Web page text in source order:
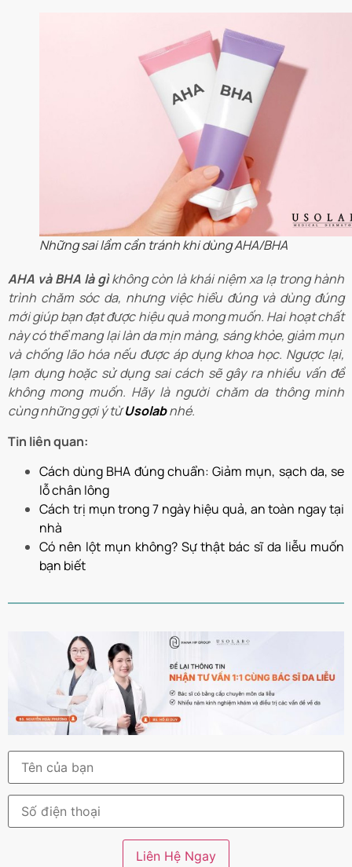
Những sai lầm cần tránh khi dùng AHA/BHA
AHA và BHA là gìkhông còn là khái niệm xa lạ trong hành
trình chăm sóc da, nhưng việc hiểu đúng và dùng đúng
mới giúp bạn đạt được hiệu quả mong muốn. Hai hoạt chất
này có thể mang lại làn da mịn màng, sáng khỏe, giảm mụn
và chống lão hóa nếu được áp dụng khoa học. Ngược lại,
lạm dụng hoặc sử dụng sai cách sẽ gây ra nhiều vấn đề
không mong muốn. Hãy là người chăm da thông minh
cùng những gợi ý từUsolabnhé.
Tin liên quan:
Cách dùng BHA đúng chuẩn: Giảm mụn, sạch da, se
lỗ chân lông
Cách trị mụn trong 7 ngày hiệu quả, an toàn ngay tại
nhà
Có nên lột mụn không? Sự thật bác sĩ da liễu muốn
bạn biết